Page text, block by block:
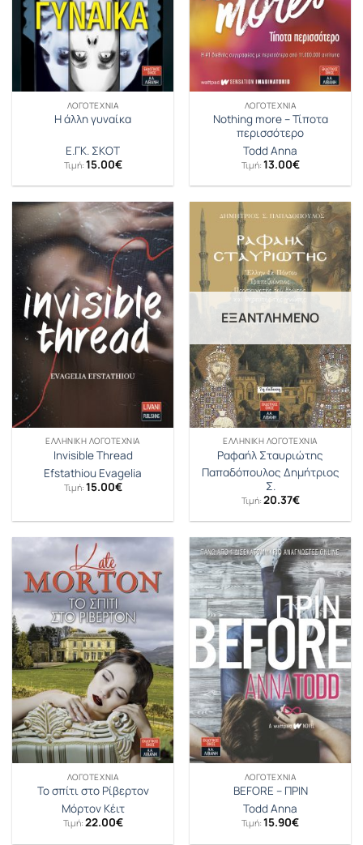
ΛΟΓΟΤΕΧΝΊΑ
Η άλλη γυναίκα
Ε.ΓΚ. ΣΚΟΤ
Τιμή: 15.00€
ΛΟΓΟΤΕΧΝΊΑ
Nothing more – Τίποτα
περισσότερο
Todd Anna
Τιμή: 13.00€
ΕΛΛΗΝΙΚΉ ΛΟΓΟΤΕΧΝΊΑ
Invisible Thread
Efstathiou Evagelia
Τιμή: 15.00€
ΕΞΑΝΤΛΗΜΈΝΟ
ΕΛΛΗΝΙΚΉ ΛΟΓΟΤΕΧΝΊΑ
Ραφαήλ Σταυριώτης
Παπαδόπουλος Δημήτριος
Σ.
Τιμή: 20.37€
ΛΟΓΟΤΕΧΝΊΑ
Το σπίτι στο Ρίβερτον
Μόρτον Κέιτ
Τιμή: 22.00€
ΛΟΓΟΤΕΧΝΊΑ
BEFORE – ΠΡΙΝ
Todd Anna
Τιμή: 15.90€